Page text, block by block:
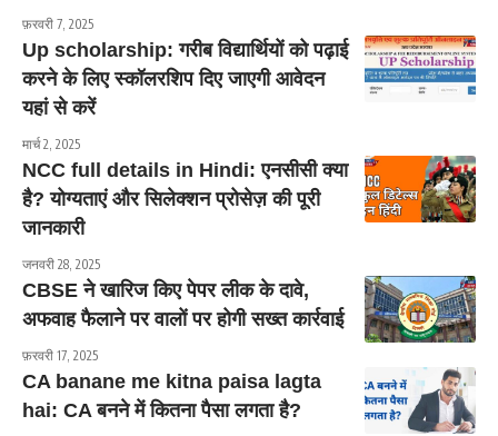
फ़रवरी 7, 2025
Up scholarship: गरीब विद्यार्थियों को पढ़ाई
करने के लिए स्कॉलरशिप दिए जाएगी आवेदन
यहां से करें
मार्च 2, 2025
NCC full details in Hindi: एनसीसी क्या
है? योग्यताएं और सिलेक्शन प्रोसेज़ की पूरी
जानकारी
जनवरी 28, 2025
CBSE ने खारिज किए पेपर लीक के दावे,
अफवाह फैलाने पर वालों पर होगी सख्त कार्रवाई
फ़रवरी 17, 2025
CA banane me kitna paisa lagta
hai: CA बनने में कितना पैसा लगता है?